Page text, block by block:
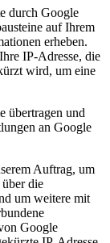
durch Google
auf Ihrem
erheben.
IP-Adresse, die
wird, um eine
übertragen und
an Google
Auftrag, um
die
um weitere mit
Google